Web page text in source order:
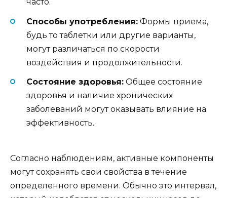
часто.
Способы употребления: Формы приема,
будь то таблетки или другие варианты,
могут различаться по скорости
воздействия и продолжительности.
Состояние здоровья: Общее состояние
здоровья и наличие хронических
заболеваний могут оказывать влияние на
эффективность.
Согласно наблюдениям, активные компоненты
могут сохранять свои свойства в течение
определенного времени. Обычно это интервал,